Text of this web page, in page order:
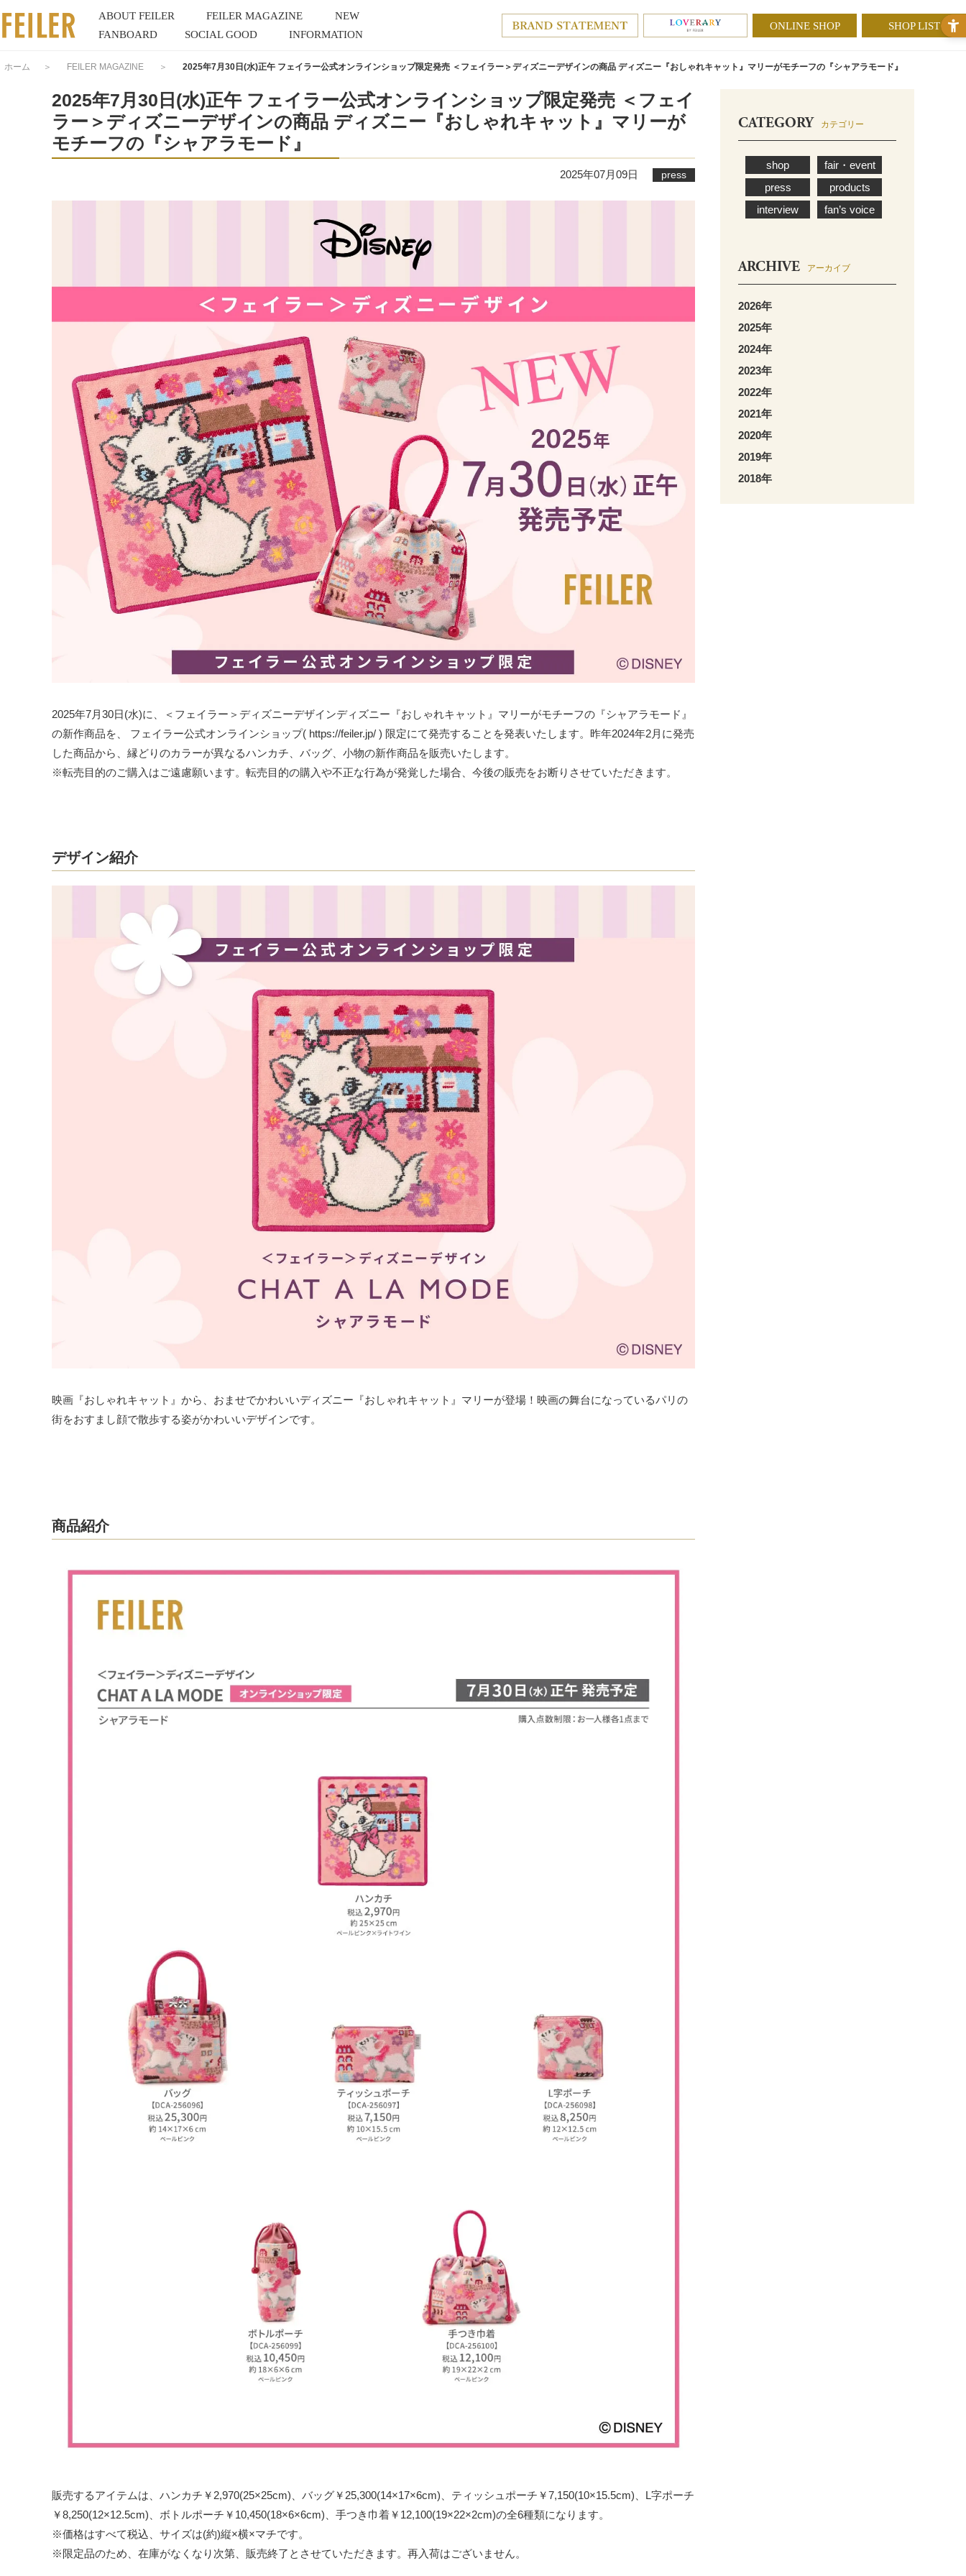
ABOUT FEILER FEILER MAGAZINE
NEW
FANBOARD
SOCIAL GOOD INFORMATION
ONLINE SHOP SHOP LIST
ホーム ＞ FEILER MAGAZINE ＞ 2025年7月30日(水)正午 フェイラー公式オンラインショップ限定発売 ＜フェイラー＞ディズニーデザインの商品 ディズニー『おしゃれキャット』マリーがモチーフの『シャアラモード』
2025年7月30日(水)正午 フェイラー公式オンラインショップ限定発売 ＜フェイ
ラー＞ディズニーデザインの商品 ディズニー『おしゃれキャット』マリーが
モチーフの『シャアラモード』
2025年07月09日 press
2025年7月30日(水)に、＜フェイラー＞ディズニーデザインディズニー『おしゃれキャット』マリーがモチーフの『シャアラモード』
の新作商品を、 フェイラー公式オンラインショップ( https://feiler.jp/ ) 限定にて発売することを発表いたします。昨年2024年2月に発売
した商品から、縁どりのカラーが異なるハンカチ、バッグ、小物の新作商品を販売いたします。
※転売目的のご購入はご遠慮願います。転売目的の購入や不正な行為が発覚した場合、今後の販売をお断りさせていただきます。
デザイン紹介
映画『おしゃれキャット』から、おませでかわいいディズニー『おしゃれキャット』マリーが登場！映画の舞台になっているパリの
街をおすまし顔で散歩する姿がかわいいデザインです。
商品紹介
販売するアイテムは、ハンカチ￥2,970(25×25cm)、バッグ￥25,300(14×17×6cm)、ティッシュポーチ￥7,150(10×15.5cm)、L字ポーチ
￥8,250(12×12.5cm)、ボトルポーチ￥10,450(18×6×6cm)、手つき巾着￥12,100(19×22×2cm)の全6種類になります。
※価格はすべて税込、サイズは(約)縦×横×マチです。
※限定品のため、在庫がなくなり次第、販売終了とさせていただきます。再入荷はございません。
CATEGORY カテゴリー
shop
fair・event
press
products
interview
fan’s voice
ARCHIVE アーカイブ
2026年
2025年
2024年
2023年
2022年
2021年
2020年
2019年
2018年